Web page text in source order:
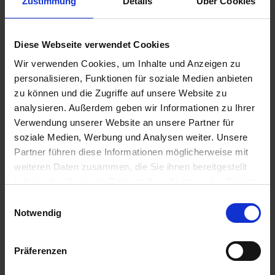
Diese Webseite verwendet Cookies
Wir verwenden Cookies, um Inhalte und Anzeigen zu
personalisieren, Funktionen für soziale Medien anbieten
zu können und die Zugriffe auf unsere Website zu
analysieren. Außerdem geben wir Informationen zu Ihrer
Verwendung unserer Website an unsere Partner für
soziale Medien, Werbung und Analysen weiter. Unsere
Partner führen diese Informationen möglicherweise mit
weiteren Daten zusammen, die Sie ihnen bereitgestellt
Notwendig
Präferenzen
GRANIT Pick-up
6,62 € / St
IN DEN
WARENKORB
GRANIT
9,67 € / St
IN DEN
WARENKORB
57,30 €
57,30 €